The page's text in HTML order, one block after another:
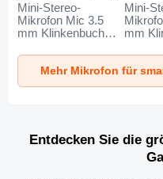
Mini-Stereo-
Mikrofon Mic 3.5
mm Klinkenbuchse
Galaxy J3 Schwarz
Mini-
mm
Entdecken Sie die